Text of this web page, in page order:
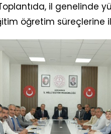
il genelinde
öğretim süreçlerine